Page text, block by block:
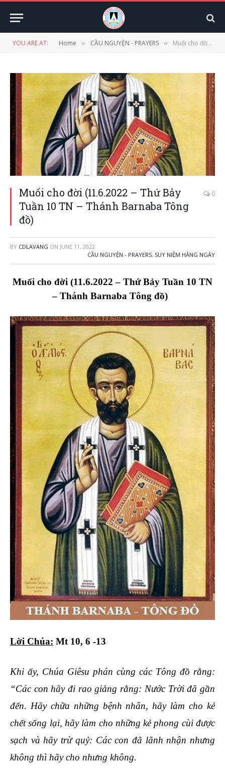
YOU ARE AT: Home » CẦU NGUYỆN - PRAYERS » Muối cho đời (11.6.2022 – Thứ Bảy Tuần 10 TN – Thánh Barnaba Tông đồ)
Muối cho đời (11.6.2022 – Thứ Bảy
Tuần 10 TN – Thánh Barnaba Tông
đồ)
0
BY CDLAVANG ON JUNE 11, 2022
CẦU NGUYỆN - PRAYERS, SUY NIỆM HẰNG NGÀY
Muối cho đời (11.6.2022 – Thứ Bảy Tuần 10 TN
– Thánh Barnaba Tông đồ)
Lời Chúa: Mt 10, 6 -13
Khi ấy, Chúa Giêsu phán cùng các Tông đồ rằng:
“Các con hãy đi rao giảng rằng: Nước Trời đã gần
đến. Hãy chữa những bệnh nhân, hãy làm cho kẻ
chết sống lại, hãy làm cho những kẻ phong cùi được
sạch và hãy trừ quỷ: Các con đã lãnh nhận nhưng
không thì hãy cho nhưng không.